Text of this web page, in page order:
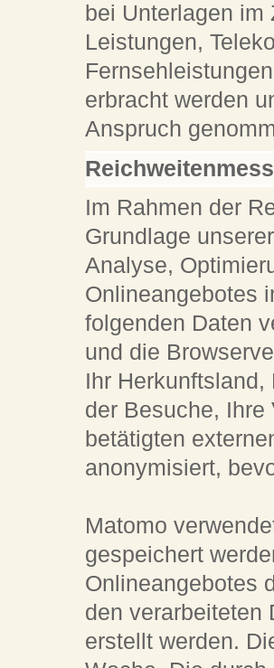
bei Unterlagen
Leistungen,
erbracht werden
Anspruch
Im Rahmen der
Grundlage
Analyse,
Onlineangebotes
folgenden Daten
und die
Ihr
der Besuche,
betätigten
anonymisiert,
Matomo
gespeichert
Onlineangebotes
den verarbeiteten
erstellt werden.